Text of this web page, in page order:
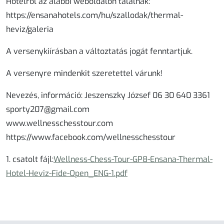
https://ensanahotels.com/hu/szallodak/thermal-
heviz/galeria
A versenykiírásban a változtatás jogát fenntartjuk.
A versenyre mindenkit szeretettel várunk!
Nevezés, információ: Jeszenszky József 06 30 640 3361
sporty207@gmail.com
www.wellnesschesstour.com
https://www.facebook.com/wellnesschesstour
1. csatolt fájl:Wellness-Chess-Tour-GP8-Ensana-Thermal-
Hotel-Heviz-Fide-Open_ENG-1.pdf